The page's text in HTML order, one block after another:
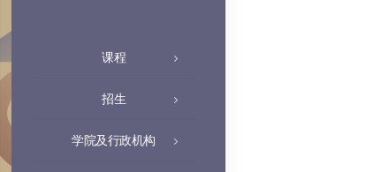
课程
招生
学院及行政机构